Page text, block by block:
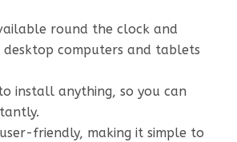
round the clock and
computers and tablets
install anything, so you can
friendly, making it simple to